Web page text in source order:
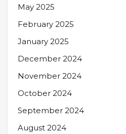
May 2025
February 2025
January 2025
December 2024
November 2024
October 2024
September 2024
August 2024